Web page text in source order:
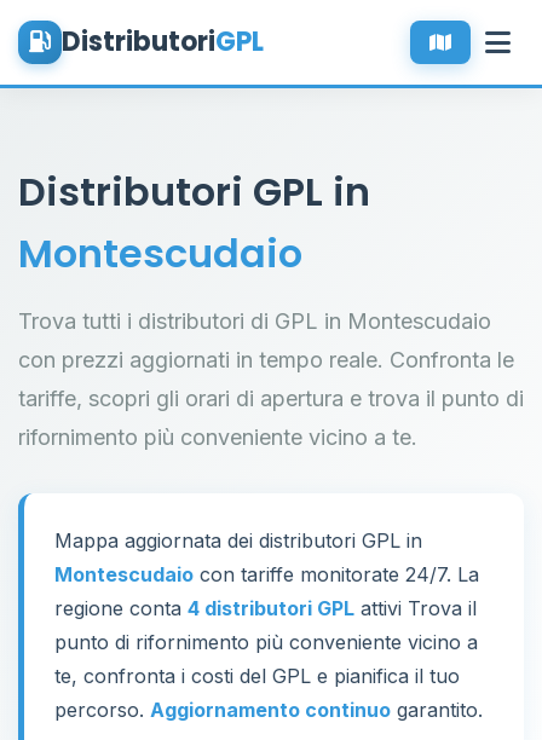
DistributoriGPL
Distributori GPL in
Montescudaio
Trova tutti i distributori di GPL in Montescudaio
con prezzi aggiornati in tempo reale. Confronta le
tariffe, scopri gli orari di apertura e trova il punto di
rifornimento più conveniente vicino a te.
Mappa aggiornata dei distributori GPL in
Montescudaio con tariffe monitorate 24/7. La
regione conta 4 distributori GPL attivi Trova il
punto di rifornimento più conveniente vicino a
te, confronta i costi del GPL e pianifica il tuo
percorso. Aggiornamento continuo garantito.